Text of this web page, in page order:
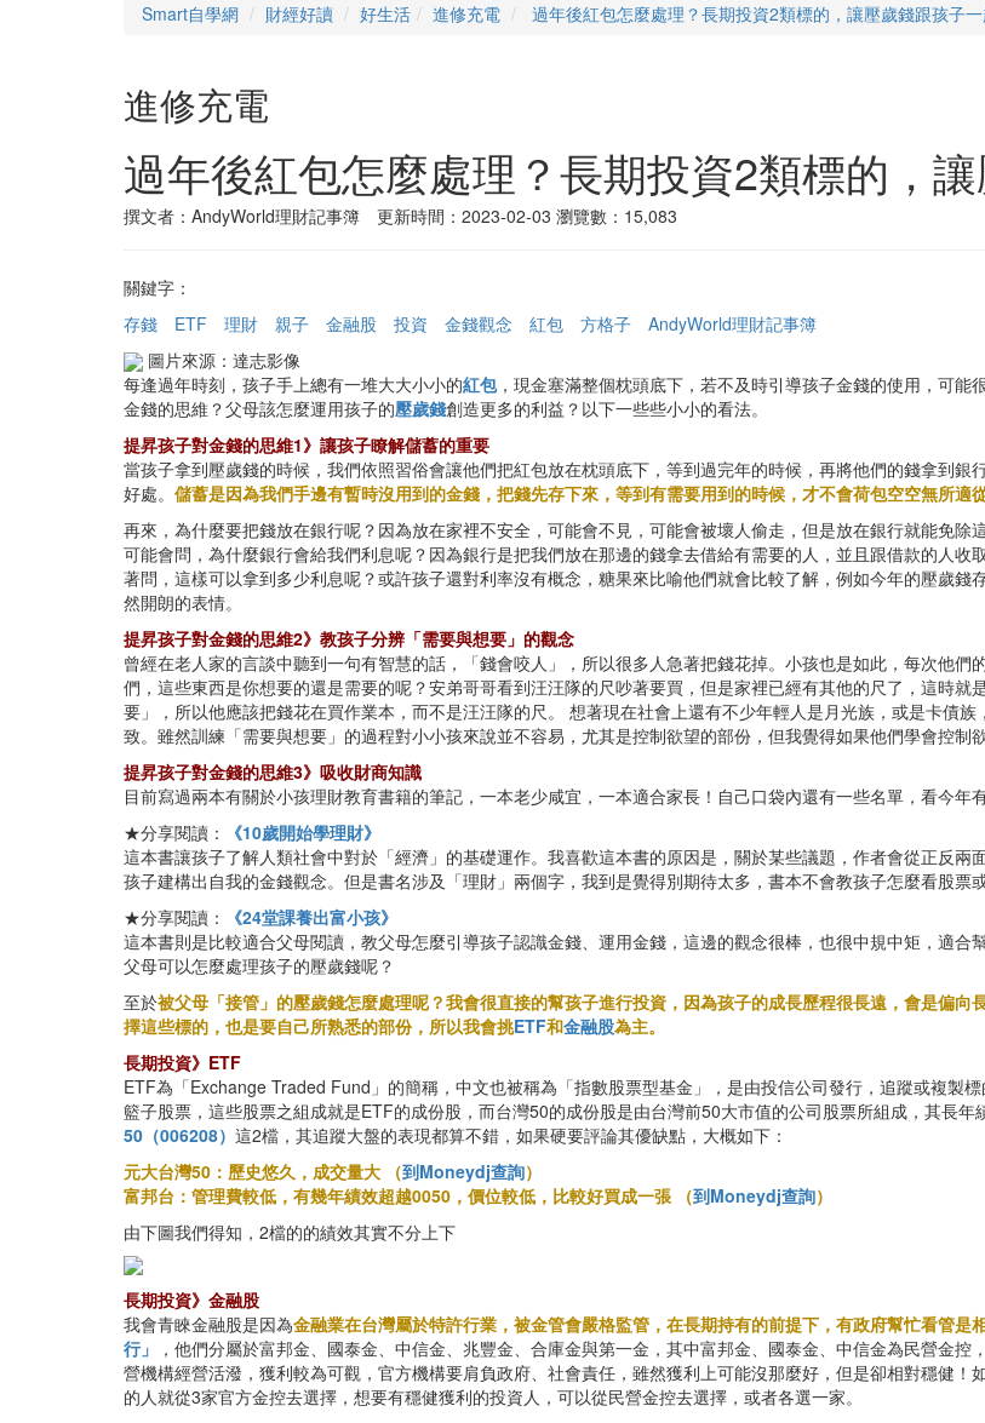
Smart自學網 財經好讀 好生活 進修充電 過年後紅包怎麼處理？長期投資2類標的，讓壓歲錢跟孩子一
進修充電
過年後紅包怎麼處理？長期投資2類標的，
撰文者：AndyWorld理財記事簿 更新時間：2023-02-03 瀏覽數：15,083
關鍵字：
存錢
ETF 理財 親子 金融股 投資 金錢觀念 紅包 方格子
AndyWorld理財記事簿
圖片來源：達志影像
每逢過年時刻，孩子手上總有一堆大大小小的紅包，現金塞滿整個枕頭底下，若不及時引導孩子金錢的使用，可
金錢的思維？父母該怎麼運用孩子的壓歲錢創造更多的利益？以下一些些小小的看法。
提昇孩子對金錢的思維1》讓孩子瞭解儲蓄的重要
當孩子拿到壓歲錢的時候，我們依照習俗會讓他們把紅包放在枕頭底下，等到過完年的時候，再將他們的錢拿到銀
好處。 儲蓄是因為我們手邊有暫時沒用到的金錢，把錢先存下來，等到有需要用到的時候，才不會荷包空空無所適
再來，為什麼要把錢放在銀行呢？因為放在家裡不安全，可能會不見，可能會被壞人偷走，但是放在銀行就能免
可能會問，為什麼銀行會給我們利息呢？因為銀行是把我們放在那邊的錢拿去借給有需要的人，並且跟借款的人
著問，這樣可以拿到多少利息呢？或許孩子還對利率沒有概念，糖果來比喻他們就會比較了解，例如今年的壓歲
然開朗的表情。
提昇孩子對金錢的思維2》教孩子分辨「需要與想要」的觀念
曾經在老人家的言談中聽到一句有智慧的話，「錢會咬人」，所以很多人急著把錢花掉。小孩也是如此，每次他
們，這些東西是你想要的還是需要的呢？安弟哥哥看到汪汪隊的尺吵著要買，但是家裡已經有其他的尺了，這時
要」，所以他應該把錢花在買作業本，而不是汪汪隊的尺。 想著現在社會上還有不少年輕人是月光族，或是卡債
致。雖然訓練「需要與想要」的過程對小小孩來說並不容易，尤其是控制欲望的部份，但我覺得如果他們學會控制
提昇孩子對金錢的思維3》吸收財商知識
目前寫過兩本有關於小孩理財教育書籍的筆記，一本老少咸宜，一本適合家長！自己口袋內還有一些名單，看今年
★分享閱讀：
《10歲開始學理財》
這本書讓孩子了解人類社會中對於「經濟」的基礎運作。我喜歡這本書的原因是，關於某些議題，作者會從正反
孩子建構出自我的金錢觀念。但是書名涉及「理財」兩個字，我到是覺得別期待太多，書本不會教孩子怎麼看股票
★分享閱讀：
《24堂課養出富小孩》
這本書則是比較適合父母閱讀，教父母怎麼引導孩子認識金錢、運用金錢，這邊的觀念很棒，也很中規中矩，適合
父母可以怎麼處理孩子的壓歲錢呢？
至於被父母「接管」的壓歲錢怎麼處理呢？我會很直接的幫孩子進行投資，因為孩子的成長歷程很長遠，會是偏
擇這些標的，也是要自己所熟悉的部份，所以我會挑ETF和金融股為主。
長期投資》ETF
ETF為「Exchange Traded Fund」的簡稱，中文也被稱為「指數股票型基金」，是由投信公司發行，追蹤或複製
籃子股票，這些股票之組成就是ETF的成份股，而台灣50的成份股是由台灣前50大市值的公司股票所組成，其長
50（006208） 這2檔，其追蹤大盤的表現都算不錯，如果硬要評論其優缺點，大概如下：
元大台灣50：歷史悠久，成交量大 （到Moneydj查詢）
富邦台：管理費較低，有幾年績效超越0050，價位較低，比較好買成一張 （到Moneydj查詢）
由下圖我們得知，2檔的的績效其實不分上下
長期投資》金融股
我會青睞金融股是因為金融業在台灣屬於特許行業，被金管會嚴格監管，在長期持有的前提下，有政府幫忙看管是
行」
，他們分屬於富邦金、國泰金、中信金、兆豐金、合庫金與第一金，其中富邦金、國泰金、中信金為民營金
營機構經營活潑，獲利較為可觀，官方機構要肩負政府、社會責任，雖然獲利上可能沒那麼好，但是卻相對穩健
的人就從3家官方金控去選擇，想要有穩健獲利的投資人，可以從民營金控去選擇，或者各選一家。